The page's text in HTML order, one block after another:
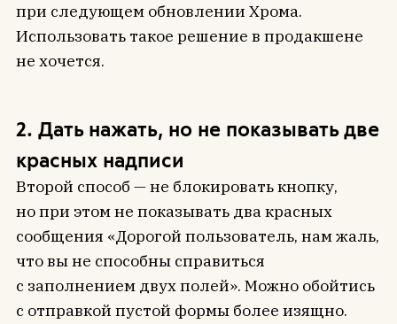
при следующем обновлении Хрома.
Использовать такое решение в продакшене
не хочется.
2. Дать нажать, но не показывать две
красных надписи
Второй способ — не блокировать кнопку,
но при этом не показывать два красных
сообщения «Дорогой пользователь, нам жаль,
что вы не способны справиться
с заполнением двух полей». Можно обойтись
с отправкой пустой формы более изящно.